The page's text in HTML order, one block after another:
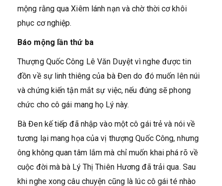
mộng rằng qua Xiêm lánh nạn và chờ thời cơ khôi
phục cơ nghiệp.
Báo mộng lần thứ ba
Thượng Quốc Công Lê Văn Duyệt vì nghe được tin
đồn về sự linh thiêng của bà Đen do đó muốn lên núi
và chứng kiến tận mắt sự việc, nếu đúng sẽ phong
chức cho cô gái mang họ Lý này.
Bà Đen kế tiếp đã nhập vào một cô gái trẻ và nói về
tương lại mang họa của vị thượng Quốc Công, nhưng
ông không quan tâm lắm mà chỉ muốn khai phá rõ về
cuộc đời mà bà Lý Thị Thiên Hương đã trải qua. Sau
khi nghe xong câu chuyện cũng là lúc cô gái té nhào